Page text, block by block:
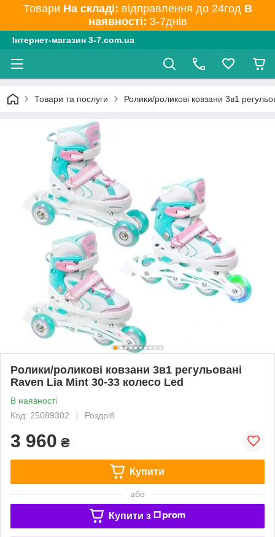
Товари На складі: відправлення до 24год В
наявності: 3-7днів
Інтернет-магазин 3-7.com.ua
Товари та послуги Ролики/роликові ковзани 3в1
Ролики/роликові ковзани 3в1 регульовані
Raven Lia Mint 30-33 колесо Led
В наявності
Код: 25089302
Роздріб
3 960 ₴
Купити
або
Купити з